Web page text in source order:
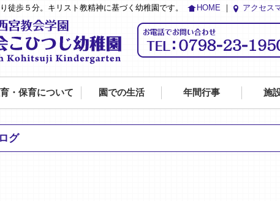
HOME アクセス
徒歩５分。キリスト教精神に基づく幼稚園です。
・保育について 園での生活 年間行事 施
グ